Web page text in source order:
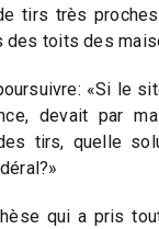
tirs très
des toits des
«Si le
devait par
tirs, quelle
qui a pris